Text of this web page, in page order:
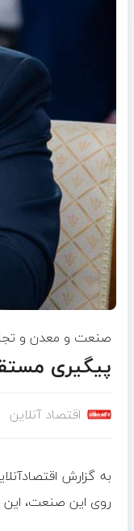
صنعت و معدن و
پیگیری
اقتصاد آنلاین
به گزارش
روی این صنعت،